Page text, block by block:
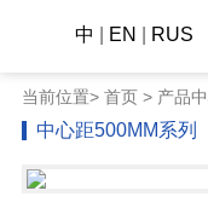
中 EN RUS
当前位置> 首页> 产品
中心距500MM系列